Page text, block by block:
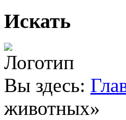
Искать
Вы здесь:
животных»